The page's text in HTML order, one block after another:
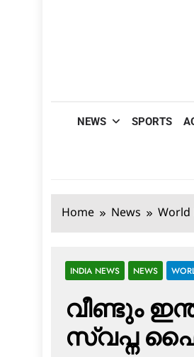
NEWS SPORTS
Home News World
INDIA NEWS NEWS
വീണ്ടും
സ്വപ്ന